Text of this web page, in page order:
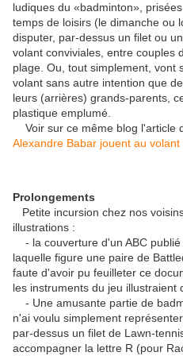
ludiques du «badminton»,
temps de loisirs (le dimanche ou
disputer, par-dessus un filet ou
volant conviviales, entre couples
plage. Ou, tout simplement, vont
volant sans autre intention que
leurs (arrières) grands-parents,
plastique emplumé.
Voir sur ce même blog l'article
Alexandre Babar jouent au volant
Prolongements
Petite incursion chez nos
illustrations :
- la couverture d'un ABC publié
laquelle figure une paire de
faute d'avoir pu feuilleter ce
les instruments du jeu illustraient
- Une amusante partie de
n'ai voulu simplement
par-dessus un filet de Lawn-
accompagner la lettre R (pour